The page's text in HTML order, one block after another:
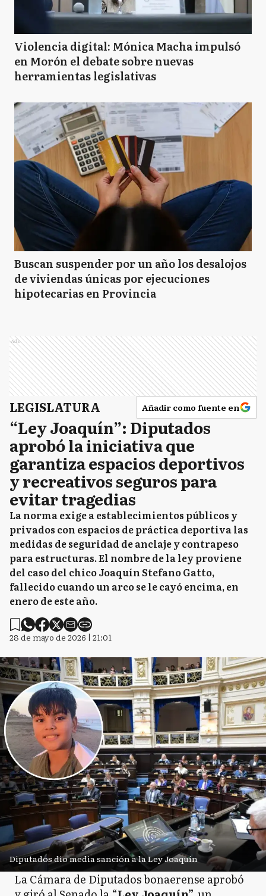
Violencia digital: Mónica Macha impulsó
en Morón el debate sobre nuevas
herramientas legislativas
Buscan suspender por un año los desalojos
de viviendas únicas por ejecuciones
hipotecarias en Provincia
Ads
LEGISLATURA Añadir como fuente en
“Ley Joaquín”: Diputados
aprobó la iniciativa que
garantiza espacios deportivos
y recreativos seguros para
evitar tragedias
La norma exige a establecimientos públicos y
privados con espacios de práctica deportiva las
medidas de seguridad de anclaje y contrapeso
para estructuras. El nombre de la ley proviene
del caso del chico Joaquín Stefano Gatto,
fallecido cuando un arco se le cayó encima, en
enero de este año.
28 de mayo de 2026 | 21:01
Diputados dio media sanción a la Ley Joaquín
La Cámara de Diputados bonaerense aprobó